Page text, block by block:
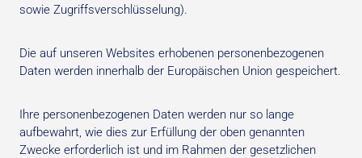
sowie Zugriffsverschlüsselung).
Die auf unseren Websites erhobenen personenbezogenen
Daten werden innerhalb der Europäischen Union gespeichert.
Ihre personenbezogenen Daten werden nur so lange
aufbewahrt, wie dies zur Erfüllung der oben genannten
Zwecke erforderlich ist und im Rahmen der gesetzlichen